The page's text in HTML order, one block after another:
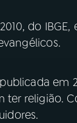
do
em
ter religião.